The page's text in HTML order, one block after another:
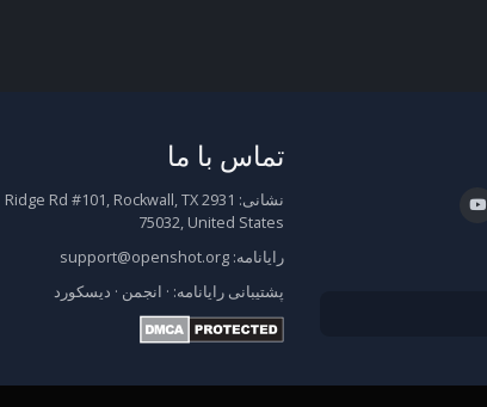
تماس با ما
نشانی:
2931 Ridge Rd #101, Rockwall, TX
75032, United States
رایانامه: support@openshot.org
پشتیبانی رایانامه: · انجمن · دیسکورد